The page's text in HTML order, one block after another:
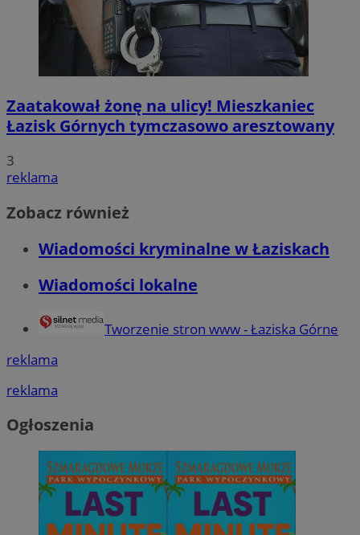
Zaatakował żonę na ulicy! Mieszkaniec
Łazisk Górnych tymczasowo aresztowany
3
reklama
Zobacz również
Wiadomości kryminalne w Łaziskach
Wiadomości lokalne
Tworzenie stron www - Łaziska Górne
reklama
reklama
Ogłoszenia